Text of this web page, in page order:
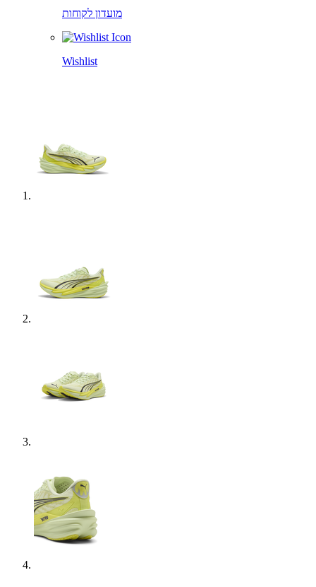
מועדון לקוחות
Wishlist